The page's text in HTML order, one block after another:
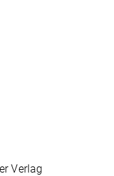
Verlag